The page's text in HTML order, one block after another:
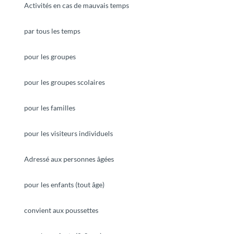
Activités en cas de mauvais temps
par tous les temps
pour les groupes
pour les groupes scolaires
pour les familles
pour les visiteurs individuels
Adressé aux personnes âgées
pour les enfants (tout âge)
convient aux poussettes